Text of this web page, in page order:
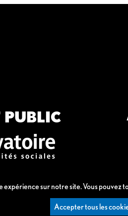
PUBLIC
sur notre site. Vous
Accepter tous les